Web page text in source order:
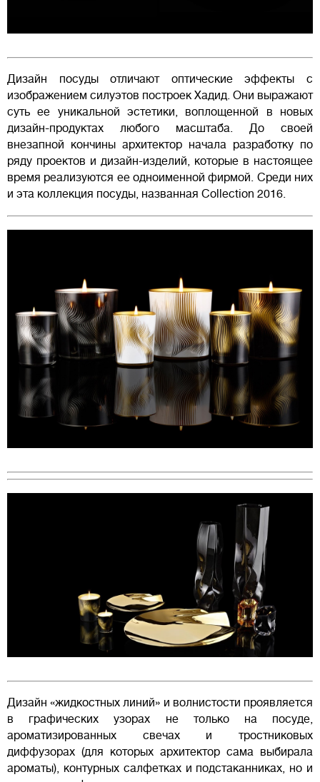
Дизайн посуды отличают оптические эффекты с
изображением силуэтов построек Хадид. Они выражают
суть ее уникальной эстетики, воплощенной в новых
дизайн-продуктах любого масштаба. До своей
внезапной кончины архитектор начала разработку по
ряду проектов и дизайн-изделий, которые в настоящее
время реализуются ее одноименной фирмой. Среди них
и эта коллекция посуды, названная Collection 2016.
Дизайн «жидкостных линий» и волнистости проявляется
в графических узорах не только на посуде,
ароматизированных свечах и тростниковых
диффузорах (для которых архитектор сама выбирала
ароматы), контурных салфетках и подстаканниках, но и